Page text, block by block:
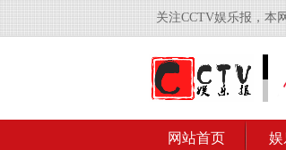
关注CCTV娱乐报，本
网站首页 娱